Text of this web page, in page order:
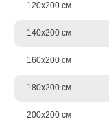
120х200 см
140х200 см
160х200 см
180х200 см
200х200 см